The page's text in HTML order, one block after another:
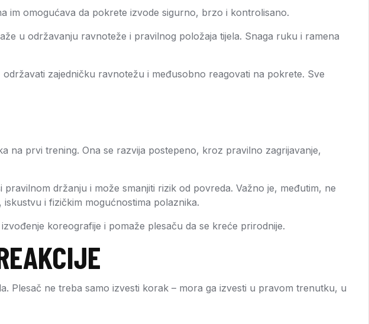
im omogućava da pokrete izvode sigurno, brzo i kontrolisano.
u održavanju ravnoteže i pravilnog položaja tijela. Snaga ruku i ramena
zajedničku ravnotežu i međusobno reagovati na pokrete. Sve
na prvi trening. Ona se razvija postepeno, kroz pravilno zagrijavanje,
držanju i može smanjiti rizik od povreda. Važno je, međutim, ne
i fizičkim mogućnostima polaznika.
koreografije i pomaže plesaču da se kreće prirodnije.
Plesač ne treba samo izvesti korak – mora ga izvesti u pravom trenutku, u